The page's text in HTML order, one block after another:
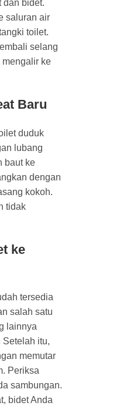
dan bidet.
saluran air
toilet.
selang
mengalir ke
Baru
duduk
lubang
baut ke
dengan
kokoh.
tidak
ke
tersedia
salah satu
lainnya
Setelah itu,
memutar
Periksa
sambungan.
bidet Anda